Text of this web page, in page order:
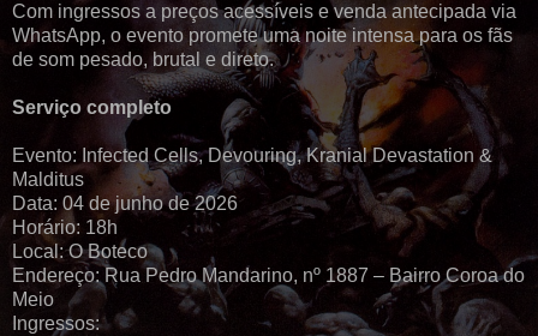
Com ingressos a preços acessíveis e venda antecipada via
WhatsApp, o evento promete uma noite intensa para os fãs
de som pesado, brutal e direto.
Serviço completo
Evento: Infected Cells, Devouring, Kranial Devastation &
Malditus
Data: 04 de junho de 2026
Horário: 18h
Local: O Boteco
Endereço: Rua Pedro Mandarino, nº 1887 – Bairro Coroa do
Meio
Ingressos: